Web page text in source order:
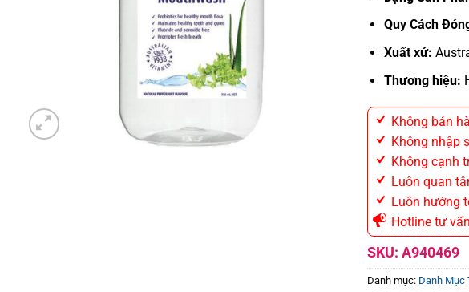
Quy Cách
Xuất xứ:
Thương hiệu:
Không bán
Không nhập
Không cạnh
Luôn quan
Luôn hướng
Hotline tư
SKU: A940469
Danh mục: Danh Mục